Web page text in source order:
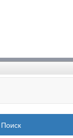
Поиск